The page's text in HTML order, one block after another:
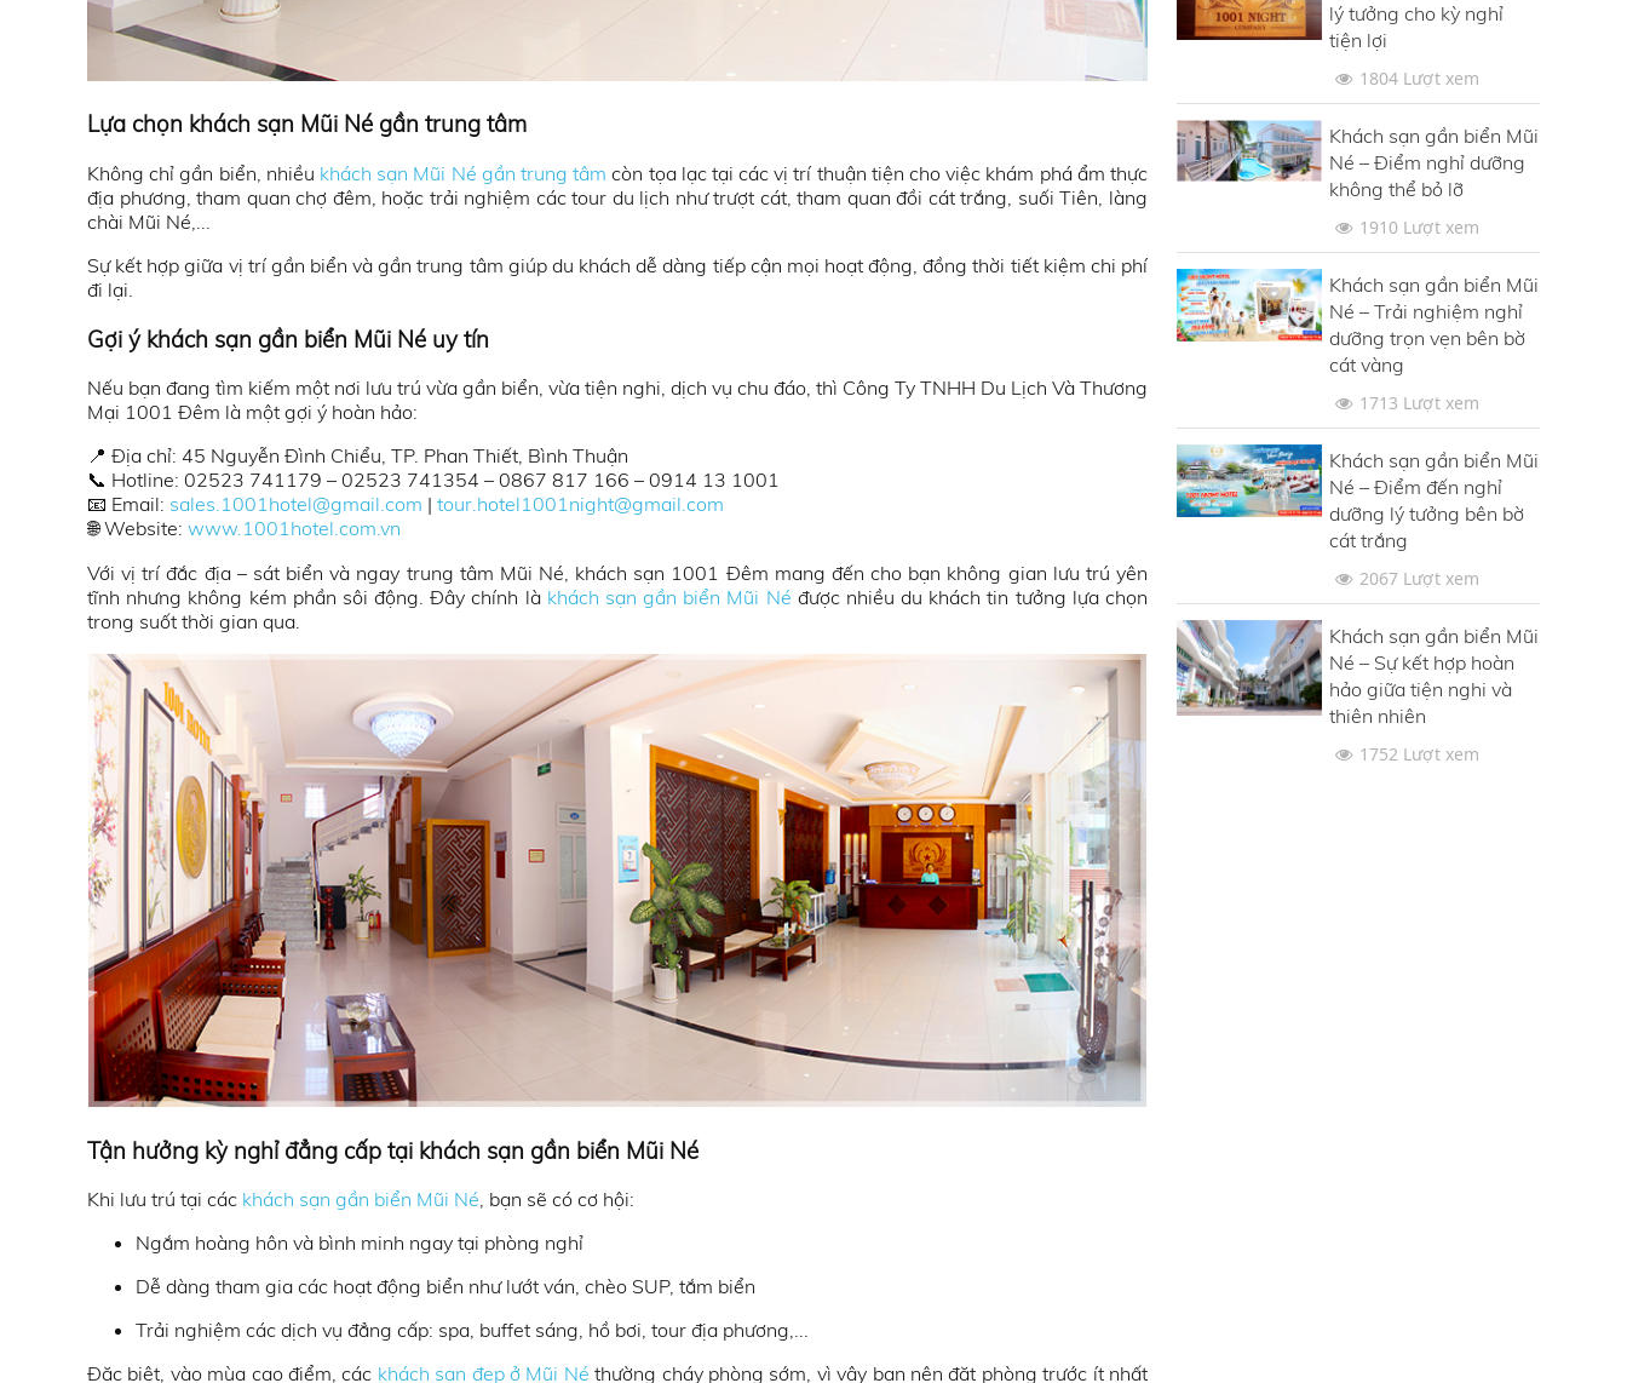
Lựa chọn khách sạn Mũi Né gần trung tâm
Không chỉ gần biển, nhiều khách sạn Mũi Né gần trung tâm còn tọa lạc tại các vị trí thuận tiện cho việc khám phá ẩm thực
địa phương, tham quan chợ đêm, hoặc trải nghiệm các tour du lịch như trượt cát, tham quan đồi cát trắng, suối Tiên, làng
chài Mũi Né,...
Sự kết hợp giữa vị trí gần biển và gần trung tâm giúp du khách dễ dàng tiếp cận mọi hoạt động, đồng thời tiết kiệm chi phí
đi lại.
Gợi ý khách sạn gần biển Mũi Né uy tín
Nếu bạn đang tìm kiếm một nơi lưu trú vừa gần biển, vừa tiện nghi, dịch vụ chu đáo, thì Công Ty TNHH Du Lịch Và Thương
Mại 1001 Đêm là một gợi ý hoàn hảo:
📍 Địa chỉ: 45 Nguyễn Đình Chiểu, TP. Phan Thiết, Bình Thuận
📞 Hotline: 02523 741179 – 02523 741354 – 0867 817 166 – 0914 13 1001
📧 Email: sales.1001hotel@gmail.com | tour.hotel1001night@gmail.com
🌐 Website: www.1001hotel.com.vn
Với vị trí đắc địa – sát biển và ngay trung tâm Mũi Né, khách sạn 1001 Đêm mang đến cho bạn không gian lưu trú yên
tĩnh nhưng không kém phần sôi động. Đây chính là khách sạn gần biển Mũi Né được nhiều du khách tin tưởng lựa chọn
trong suốt thời gian qua.
Tận hưởng kỳ nghỉ đẳng cấp tại khách sạn gần biển Mũi Né
Khi lưu trú tại các khách sạn gần biển Mũi Né, bạn sẽ có cơ hội:
Ngắm hoàng hôn và bình minh ngay tại phòng nghỉ
Dễ dàng tham gia các hoạt động biển như lướt ván, chèo SUP, tắm biển
Trải nghiệm các dịch vụ đẳng cấp: spa, buffet sáng, hồ bơi, tour địa phương,...
Đặc biệt, vào mùa cao điểm, các khách sạn đẹp ở Mũi Né thường cháy phòng sớm, vì vậy bạn nên đặt phòng trước ít nhất
lý tưởng cho kỳ nghỉ
tiện lợi
1804 Lượt xem
Khách sạn gần biển Mũi
Né – Điểm nghỉ dưỡng
không thể bỏ lỡ
1910 Lượt xem
Khách sạn gần biển Mũi
Né – Trải nghiệm nghỉ
dưỡng trọn vẹn bên bờ
cát vàng
1713 Lượt xem
Khách sạn gần biển Mũi
Né – Điểm đến nghỉ
dưỡng lý tưởng bên bờ
cát trắng
2067 Lượt xem
Khách sạn gần biển Mũi
Né – Sự kết hợp hoàn
hảo giữa tiện nghi và
thiên nhiên
1752 Lượt xem